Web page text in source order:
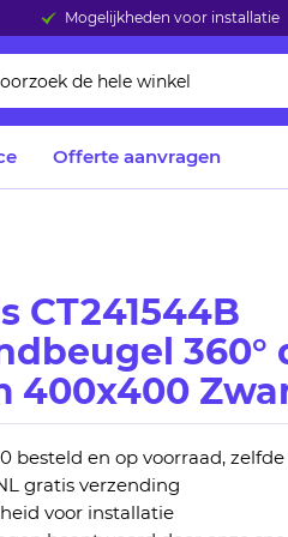
Mogelijkheden voor installatie
Offerte aanvragen
CT241544B
360°
400x400
besteld en op voorraad,
gratis verzending
voor installatie